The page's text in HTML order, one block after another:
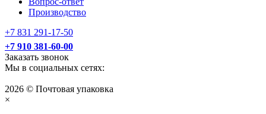
Производство
+7 831 291-17-50
+7 910 381-60-00
Заказать звонок
Мы в социальных сетях:
2026 © Почтовая упаковка
×